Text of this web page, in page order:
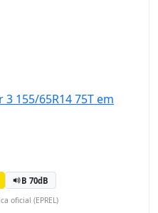
B 70dB
oficial (EPREL)